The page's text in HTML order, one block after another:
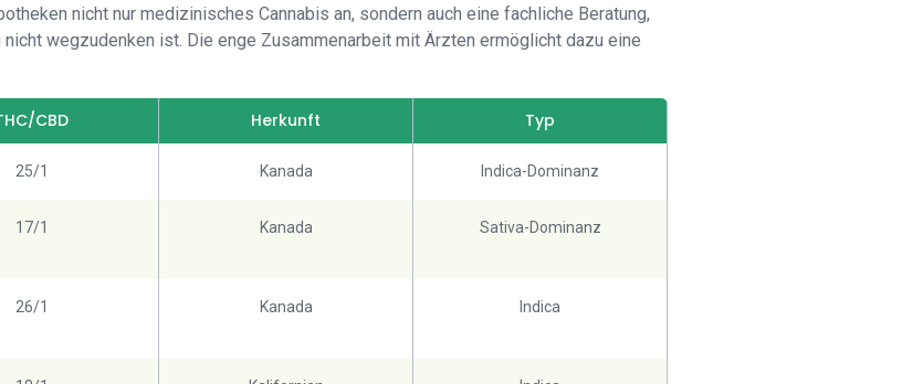
nicht nur medizinisches Cannabis an, sondern auch eine fachliche Beratung,
wegzudenken ist. Die enge Zusammenarbeit mit Ärzten ermöglicht dazu eine
CBD Herkunft Typ
25/1 Kanada Indica-Dominanz
17/1 Kanada Sativa-Dominanz
26/1 Kanada Indica